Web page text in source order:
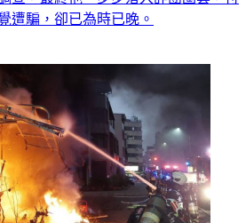
遭騙，卻已為時已晚。